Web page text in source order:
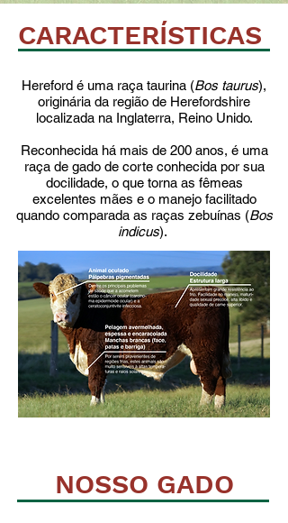
CARACTERÍSTICAS
Hereford é uma raça taurina (Bos taurus),
originária da região de Herefordshire
localizada na Inglaterra, Reino Unido.
Reconhecida há mais de 200 anos, é uma
raça de gado de corte conhecida por sua
docilidade, o que torna as fêmeas
excelentes mães e o manejo facilitado
quando comparada as raças zebuínas (Bos
indicus).
NOSSO GADO